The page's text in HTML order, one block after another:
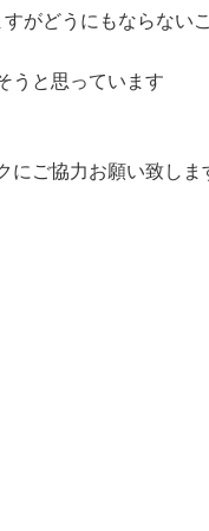
がどうにもならない
うと思っています
にご協力お願い致しま